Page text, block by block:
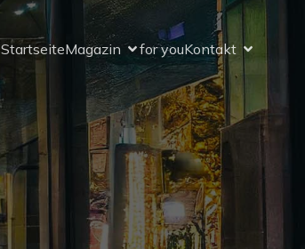
StartseiteMagazin for youKontakt